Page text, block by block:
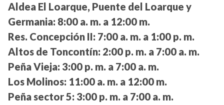
Aldea El Loarque, Puente del Loarque y
Germania: 8:00 a. m. a 12:00 m.
Res. Concepción II: 7:00 a. m. a 1:00 p. m.
Altos de Toncontín: 2:00 p. m. a 7:00 a. m.
Peña Vieja: 3:00 p. m. a 7:00 a. m.
Los Molinos: 11:00 a. m. a 12:00 m.
Peña sector 5: 3:00 p. m. a 7:00 a. m.